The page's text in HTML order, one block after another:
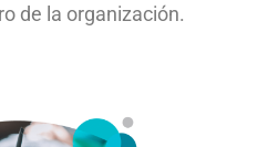
de la organización.